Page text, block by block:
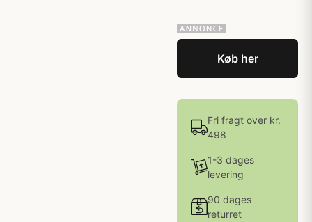
Køb her
Fri fragt over kr.
498
1-3 dages
levering
90 dages
returret